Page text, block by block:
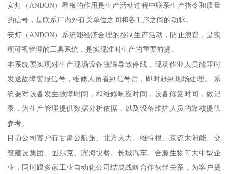
安灯（ANDON）看板的作用是生产活动过程中联系生产指令和质量
的信号，是联系厂内外有关单位之间和各工序之间的动脉。
安灯（ANDON）系统能经济合理的控制生产活动，防止浪费，是实
现可视管理的工具系统，是实现准时生产的重要前提。
本系统要实现对生产现场设备故障导致停线，现场作业人员能即时
发送故障警报信号，维修人员看到信号后，即时赶到现场处理。 系
统要对设备发生故障时间，和维修响应时间，设备修复时间，做记
录，为生产管理提供数据分析依据，以及设备维护人员的靠核提供
参考。
目前公司客户有甘肃公航旅、北方天力、维特根、京瓷太阳能、交
筑建设集团、图尔克、滨海快餐、长城汽车、合源生物等大中型企
业，同时跟多家工业自动化公司结成战略合作伙伴关系，为客户提